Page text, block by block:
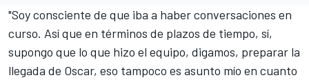
"Soy consciente de que iba a haber conversaciones en
curso. Así que en términos de plazos de tiempo, sí,
supongo que lo que hizo el equipo, digamos, preparar la
llegada de Oscar, eso tampoco es asunto mío en cuanto